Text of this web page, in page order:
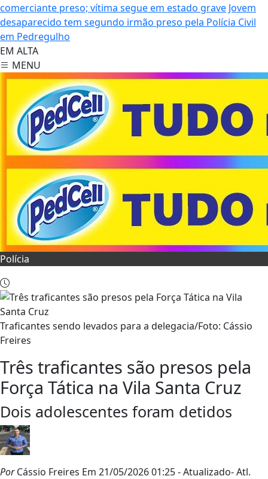
comerciante preso; vítima segue em estado grave Jovem
desaparecido tem segundo irmão preso pela Polícia Civil
em Pedregulho
EM ALTA
MENU
Polícia
Traficantes sendo levados para a delegacia/Foto: Cássio
Freires
Três traficantes são presos pela
Força Tática na Vila Santa Cruz
Dois adolescentes foram detidos
PorCássio Freires Em 21/05/2026 01:25- Atualizado- Atl.